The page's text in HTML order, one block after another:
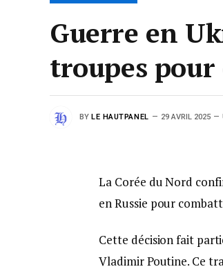
Guerre en
troupes pour
BY LE HAUTPANEL 29 AVRIL 2025
La Corée du Nord
en Russie pour
Cette décision fait
Vladimir Poutine. Ce